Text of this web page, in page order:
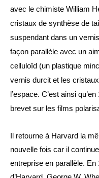
avec le chimiste William
cristaux de synthèse de
suspendant dans un
façon parallèle avec un
celluloïd (un plastique
vernis durcit et les
l’espace. C’est ainsi
brevet sur les films
Il retourne à Harvard la
nouvelle fois car il
entreprise en parallèle.